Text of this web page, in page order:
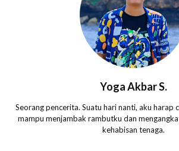
Yoga Akbar S.
Seorang pencerita. Suatu hari nanti, aku harap
mampu menjambak rambutku dan
kehabisan tenaga.